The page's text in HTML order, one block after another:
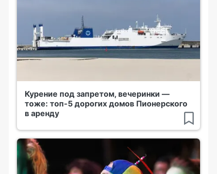
Курение под запретом, вечеринки —
тоже: топ-5 дорогих домов Пионерского
в аренду